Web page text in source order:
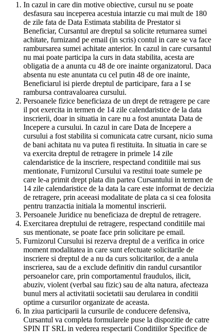
In cazul in care din motive obiective, cursul nu se poate
desfasura sau inceperea acestuia intarzie cu mai mult de 180
de zile fata de Data Estimata stabilita de Prestator si
Beneficiar, Cursantul are dreptul sa solicite returnarea sumei
achitate, furnizand pe email (in scris) contul in care se va face
rambursarea sumei achitate anterior. In cazul in care cursantul
nu mai poate participa la curs in data stabilita, acesta are
obligatia de a anunta cu 48 de ore inainte organizatorul. Daca
absenta nu este anuntata cu cel putin 48 de ore inainte,
Beneficiarul isi pierde dreptul de participare, fara a I se
rambursa contravaloarea cursului.
Persoanele fizice beneficiaza de un drept de retragere pe care
il pot exercita in termen de 14 zile calendaristice de la data
inscrierii, doar in situatia in care nu a fost anuntata Data de
Incepere a cursului. In cazul in care Data de Incepere a
cursului a fost stabilita si comunicata catre cursant, nicio suma
de bani achitata nu va putea fi restituita. In situatia in care se
va exercita dreptul de retragere in primele 14 zile
calendaristice de la inscriere, respectand conditiile mai sus
mentionate, Furnizorul Cursului va restitui toate sumele pe
care le-a primit drept plata din partea Cursantului in termen de
14 zile calendaristice de la data la care este informat de decizia
de retragere, prin aceeasi modalitate de plata ca si cea folosita
pentru tranzactia initiala la momentul inscrierii.
Persoanele Juridice nu beneficiaza de dreptul de retragere.
Exercitarea dreptului de retragere, respectand conditiile mai
sus mentionate, se poate face prin solicitare pe email.
Furnizorul Cursului isi rezerva dreptul de a verifica in orice
moment modalitatea in care sunt efectuate solicitarile de
inscriere si dreptul de a nu da curs solicitarilor, de a anula
inscrierea, sau de a exclude definitiv din randul cursantilor
persoanelor care, prin comportamentul fraudulos, ilicit,
abuziv, violent (verbal sau fizic) sau de alta natura, afecteaza
bunul mers al activitatii societatii sau derularea in conditii
optime a cursurilor organizate de aceasta.
In ziua participarii la cursurile de conducere defensiva,
Cursantul va completa formularele puse la dispozitie de catre
SPIN IT SRL in vederea respectarii Conditiilor Specifice de